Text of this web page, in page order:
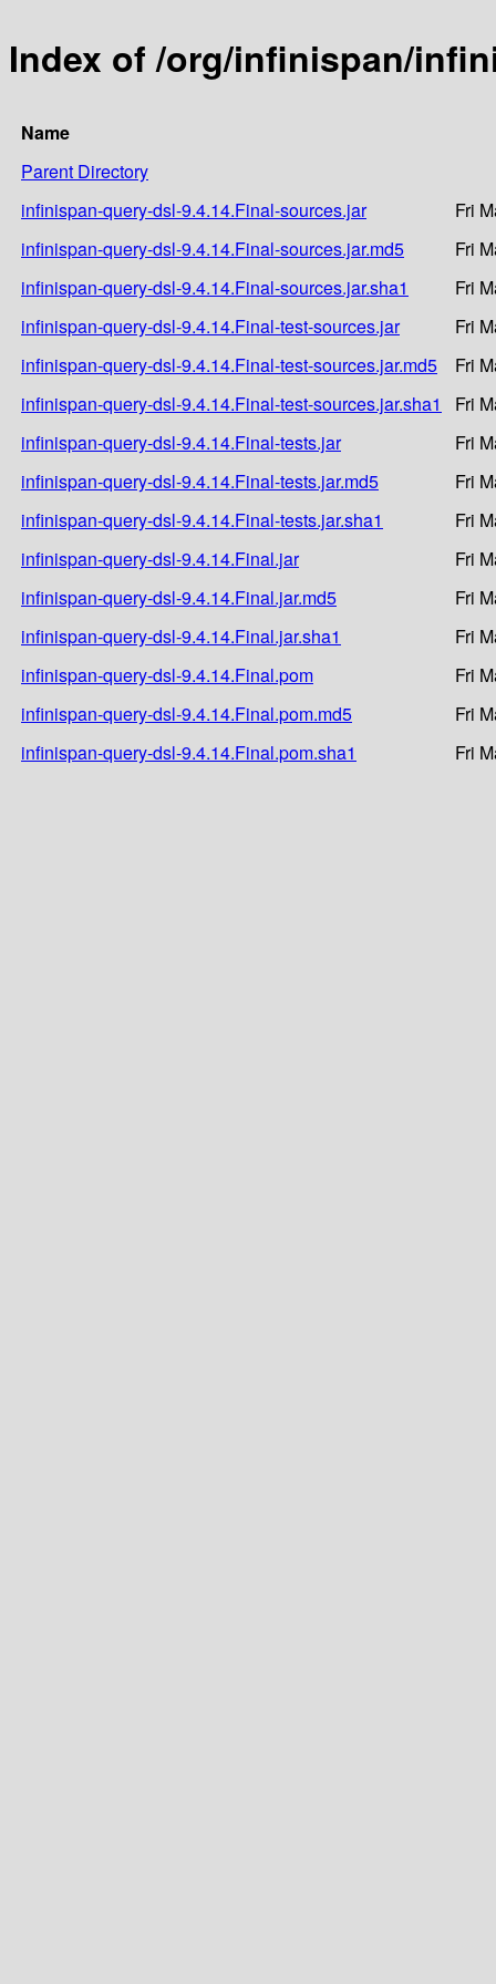
Index of /org/infinispan/
Name
Parent Directory
infinispan-query-dsl-9.4.14.Final-sources.jar
Fri
infinispan-query-dsl-9.4.14.Final-sources.jar.md5
Fri
infinispan-query-dsl-9.4.14.Final-sources.jar.sha1
Fri
infinispan-query-dsl-9.4.14.Final-test-sources.jar
Fri
infinispan-query-dsl-9.4.14.Final-test-sources.jar.md5
Fri
infinispan-query-dsl-9.4.14.Final-test-sources.jar.sha1
Fri
infinispan-query-dsl-9.4.14.Final-tests.jar
Fri
infinispan-query-dsl-9.4.14.Final-tests.jar.md5
Fri
infinispan-query-dsl-9.4.14.Final-tests.jar.sha1
Fri
infinispan-query-dsl-9.4.14.Final.jar
Fri
infinispan-query-dsl-9.4.14.Final.jar.md5
Fri
infinispan-query-dsl-9.4.14.Final.jar.sha1
Fri
infinispan-query-dsl-9.4.14.Final.pom
Fri
infinispan-query-dsl-9.4.14.Final.pom.md5
Fri
infinispan-query-dsl-9.4.14.Final.pom.sha1
Fri